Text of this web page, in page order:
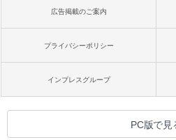
広告掲載のご案内
プライバシーポリシー
インプレスグループ
PC版で見